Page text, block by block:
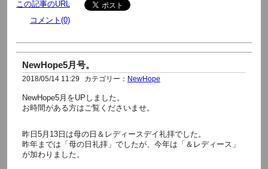
この記事のURL
コメント(0)
NewHope5月号。
2018/05/14 11:29 カテゴリー： NewHope
NewHope5月をUPしました。
お時間がある方はご覧くださいませ。
昨日5月13日は母の日＆レディースデイ礼拝でした。
昨年までは「母の日礼拝」でしたが、今年は「＆レディース」
が加わりました。